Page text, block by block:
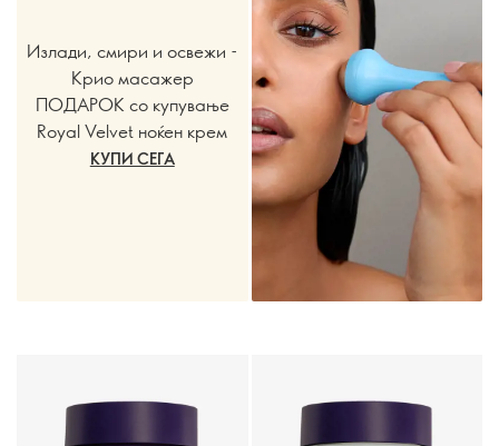
Излади, смири и освежи -
Крио масажер
ПОДАРОК со купување
Royal Velvet ноќен крем
КУПИ СЕГА